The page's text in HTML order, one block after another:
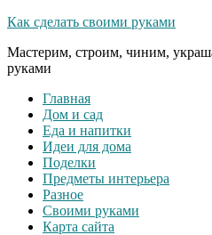
Как сделать своими руками
Мастерим, строим, чиним,
руками
Главная
Дом и сад
Еда и напитки
Идеи для дома
Поделки
Предметы интерьера
Разное
Своими руками
Карта сайта